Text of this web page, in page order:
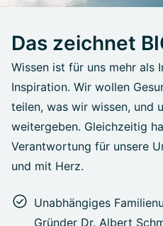
Das zeichnet
Wissen ist für uns mehr als
Inspiration. Wir wollen
teilen, was wir wissen, und
weitergeben. Gleichzeitig
Verantwortung für unsere
und mit Herz.
Unabhängiges
Gründer Dr. Albert